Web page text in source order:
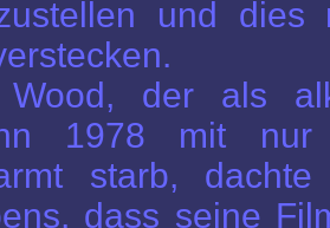
und dies
der als
1978 mit nur
starb,
dass seine